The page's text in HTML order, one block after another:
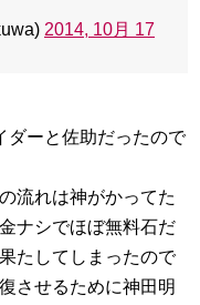
2014, 10月 17
ダーと佐助だったので
流れは神がかってた
ナシでほぼ無料石だ
たしてしまったので
させるために神田明